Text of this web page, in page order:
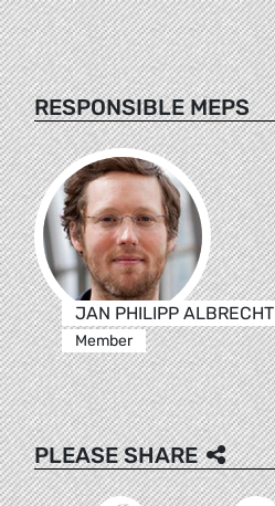
RESPONSIBLE MEPS
JAN PHILIPP ALBRECHT
Member
PLEASE SHARE